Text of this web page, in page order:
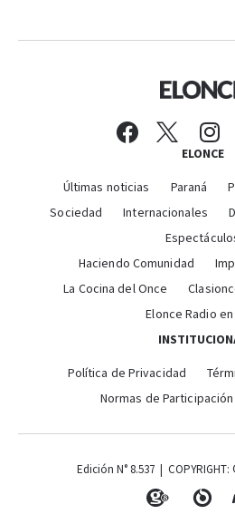
ELONCE
Últimas noticias Paraná
Sociedad
Internacionales
Haciendo Comunidad
La Cocina del Once
Elonce Radio
Política de Privacidad
Normas de Participación
Edición N° 8.537 |